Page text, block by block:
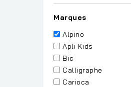
Marques
Alpino
Apli Kids
Bic
Calligraphe
Carioca